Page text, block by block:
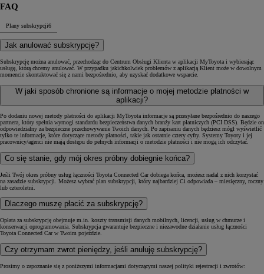
FAQ
Plany subskrypcji6
Jak anulować subskrypcję?
Subskrypcję można anulować, przechodząc do Centrum Obsługi Klienta w aplikacji MyToyota i wybierając
usługę, którą chcemy anulować. W przypadku jakichkolwiek problemów z aplikacją Klient może w dowolnym
momencie skontaktować się z nami bezpośrednio, aby uzyskać dodatkowe wsparcie.
W jaki sposób chronione są informacje o mojej metodzie płatności w
aplikacji?
Po dodaniu nowej metody płatności do aplikacji MyToyota informacje są przesyłane bezpośrednio do naszego
partnera, który spełnia wymogi standardu bezpieczeństwa danych branży kart płatniczych (PCI DSS). Będzie on
odpowiedzialny za bezpieczne przechowywanie Twoich danych. Po zapisaniu danych będziesz mógł wyświetlić
tylko te informacje, które dotyczące metody płatności, takie jak ostatnie cztery cyfry. Systemy Toyoty i jej
pracownicy/agenci nie mają dostępu do pełnych informacji o metodzie płatności i nie mogą ich odczytać.
Co się stanie, gdy mój okres próbny dobiegnie końca?
Jeśli Twój okres próbny usług łączności Toyota Connected Car dobiega końca, możesz nadal z nich korzystać
na zasadzie subskrypcji. Możesz wybrać plan subskrypcji, który najbardziej Ci odpowiada – miesięczny, roczny
lub czteroletni.
Dlaczego muszę płacić za subskrypcję?
Opłata za subskrypcję obejmuje m.in. koszty transmisji danych mobilnych, licencji, usług w chmurze i
konserwacji oprogramowania. Subskrypcja gwarantuje bezpieczne i niezawodne działanie usług łączności
Toyota Connected Car w Twoim pojeździe.
Czy otrzymam zwrot pieniędzy, jeśli anuluję subskrypcję?
Prosimy o zapoznanie się z poniższymi informacjami dotyczącymi naszej polityki rejestracji i zwrotów: